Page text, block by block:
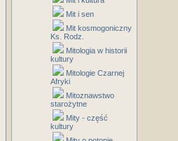
Mit i sen
Mit kosmogoniczny
Ks. Rodz.
Mitologia w historii
kultury
Mitologie Czarnej
Afryki
Mitoznawstwo
starożytne
Mity - część
kultury